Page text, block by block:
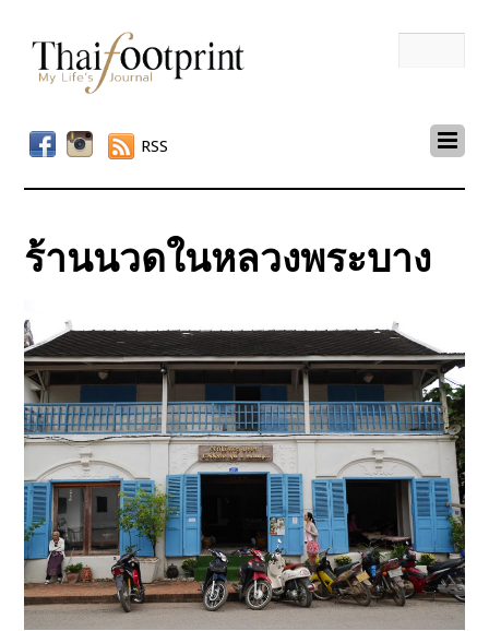
RSS
ร้านนวดในหลวงพระบาง